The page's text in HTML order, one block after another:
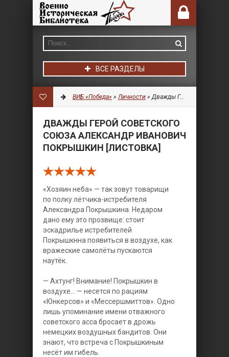
ВСЕ РАЗДЕЛЫ
ВИБ «Победа» »Личности » Дважды Герой Советского Союза Александр Иванович Покрышкин [Листовка]
ДВАЖДЫ ГЕРОЙ СОВЕТСКОГО
СОЮЗА АЛЕКСАНДР ИВАНОВИЧ
ПОКРЫШКИН [ЛИСТОВКА]
«Хозяин неба» — так зовут товарищи
по полку лётчика-истребителя
Александра Покрышкина. Недаром
дано ему это прозвище: стоит
эскадрилье истребителей
Покрышкнна появиться в воздухе, как
вражеские самолёты пускаются
наутёк.
— Ахтунг! Внимание! Покрышкин в
воздухе... — несется по рациям
«Юнкерсов» и «Мессершмиттов». Одно
лишь упоминание имени отважного
советского асса бросает в дрожь
немецких воздушных бандитов. Они
знают, что встреча с Покрышкиным
несёт им гибель.